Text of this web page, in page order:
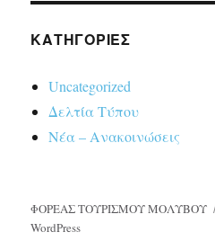
KΑΤΗΓΟΡΊΕΣ
Uncategorized
Δελτία Τύπου
Νέα – Ανακοινώσεις
ΦΟΡΕΑΣ ΤΟΥΡΙΣΜΟΥ ΜΟΛΥΒΟΥ
WordPress